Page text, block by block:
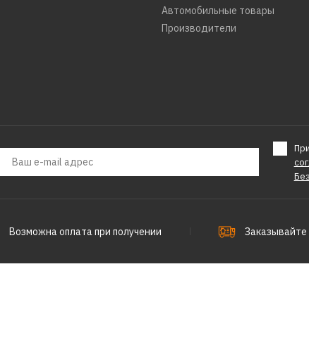
Автомобильные товары
Производители
Возможна оплата при получении Заказывайте